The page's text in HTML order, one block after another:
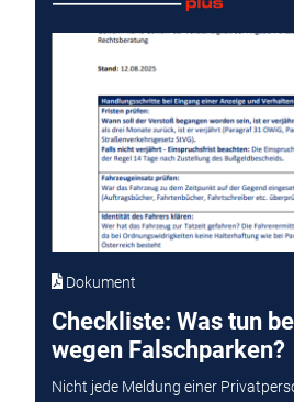
Dokument
Checkliste: Was tun
wegen Falschparken?
Nicht jede Meldung einer